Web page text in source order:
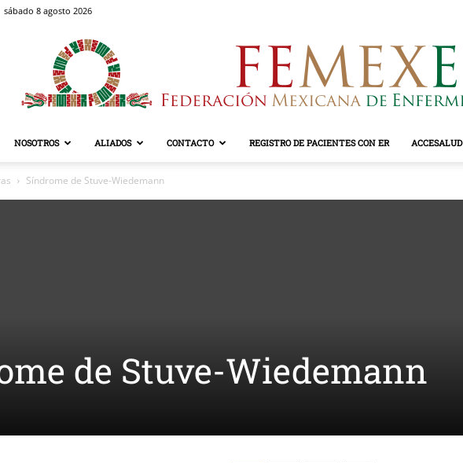
sábado 8 agosto 2026
NOSOTROS ALIADOS CONTACTO REGISTRO DE PACIENTES CON ER ACCESALUD
Síndrome de Stuve-Wiedemann
de Stuve-Wiedemann